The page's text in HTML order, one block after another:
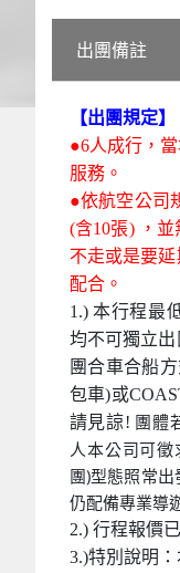
出團備註
【出團規定】
●6人成行，
服務。
●依航空公司
(含10張) ，
不走或是要
配合。
1.) 本行程最
均不可獨立
團合車合船
包車)或
請見諒! 團體
人本公司可
團)型態照常
仍配備專業導
2.) 行程報價
3.)特別說明